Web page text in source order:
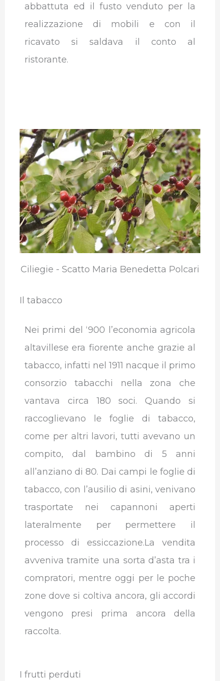
abbattuta ed il fusto venduto per la
realizzazione di mobili e con il
ricavato si saldava il conto al
ristorante.
Ciliegie - Scatto Maria Benedetta Polcari
Il tabacco
Nei primi del ‘900 l’economia agricola
altavillese era fiorente anche grazie al
tabacco, infatti nel 1911 nacque il primo
consorzio tabacchi nella zona che
vantava circa 180 soci.Quando si
raccoglievano le foglie di tabacco,
come per altri lavori, tutti avevano un
compito, dal bambino di 5 anni
all’anziano di 80. Dai campi le foglie di
tabacco, con l’ausilio di asini, venivano
trasportate nei capannoni aperti
lateralmente per permettere il
processo di essiccazione.La vendita
avveniva tramite una sorta d’asta tra i
compratori, mentre oggi per le poche
zone dove si coltiva ancora, gli accordi
vengono presi prima ancora della
raccolta.
I frutti perduti